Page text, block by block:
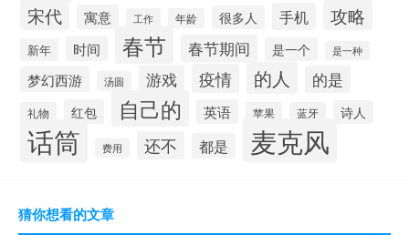
宋代 寓意 工作 年龄 很多人 手机 攻略
新年 时间 春节 春节期间 是一个 是一种
梦幻西游 汤圆 游戏 疫情 的人 的是
礼物 红包 自己的 英语 苹果 蓝牙 诗人
话筒 费用 还不 都是 麦克风
猜你想看的文章